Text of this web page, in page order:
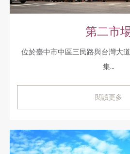
第二市
位於臺中市中區三民路與台灣大
集...
閱讀更多